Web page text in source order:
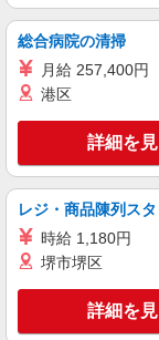
派遣社員 紹介予定派遣
+
+
キー
派遣社員 紹介予定派遣
総合病院の清掃
月給 257,400円
港区
詳細を
レジ・商品陳列ス
時給 1,180円
堺市堺区
詳細を